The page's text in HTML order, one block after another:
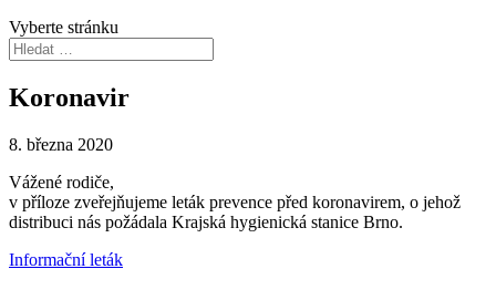
Vyberte stránku
Koronavir
8. března 2020
Vážené rodiče,
v příloze zveřejňujeme leták prevence před koronavirem, o jehož
distribuci nás požádala Krajská hygienická stanice Brno.
Informační leták